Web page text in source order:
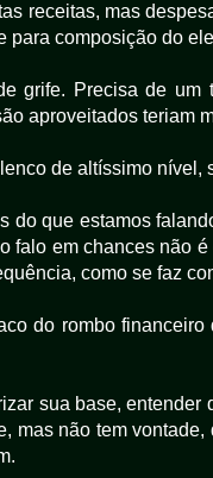
receitas, mas
para composição do
grife. Precisa de
aproveitados teriam
de altíssimo nível,
do que estamos
falo em chances não
como se faz
do rombo
sua base,
mas não tem